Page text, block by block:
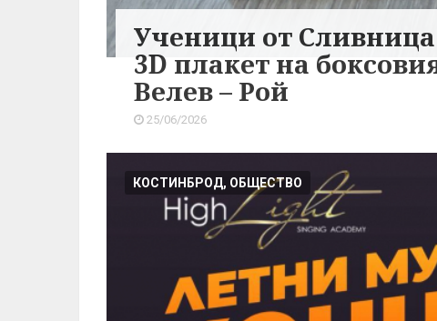
Ученици от
3D плакет на
Велев – Рой
25/06/2026
КОСТИНБРОД, ОБЩЕСТВО